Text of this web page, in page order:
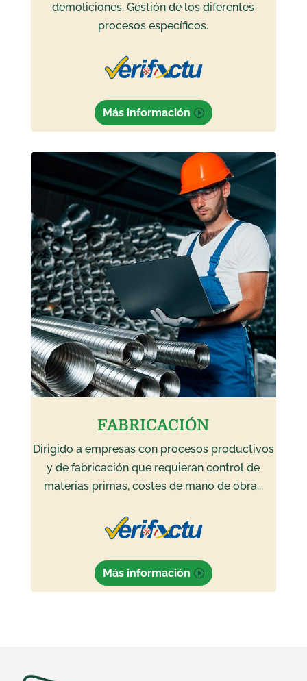
demoliciones. Gestión de los diferentes
procesos específicos.
Más información
FABRICACIÓN
Dirigido a empresas con procesos productivos
y de fabricación que requieran control de
materias primas, costes de mano de obra...
Más información